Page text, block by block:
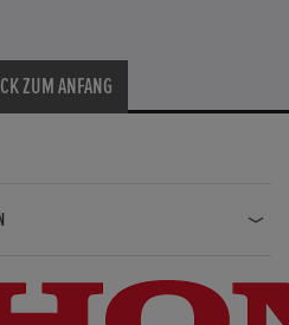
ZUM ANFANG